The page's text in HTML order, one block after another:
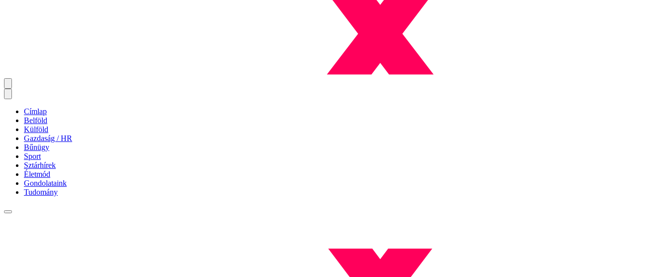
Címlap
Belföld
Külföld
Gazdaság / HR
Bűnügy
Sport
Sztárhírek
Életmód
Gondolataink
Tudomány